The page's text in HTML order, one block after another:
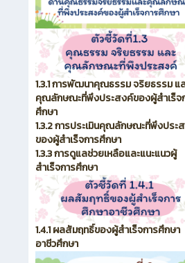
1.3.1 การพัฒนาคุณธรรม จริยธรรม แ
คุณลักษณะที่พึงประสงค์ของผู้สำเร็จ
ศึกษา
1.3.2 การประเมินคุณลักษณะที่พึงประ
ของผู้สำเร็จการศึกษา
1.3.3 การดูแลช่วยเหลือและแนะแนวผู้
สำเร็จการศึกษา
1.4.1 ผลสัมฤทธิ์ของผู้สำเร็จการศึกษา
อาชีวศึกษา